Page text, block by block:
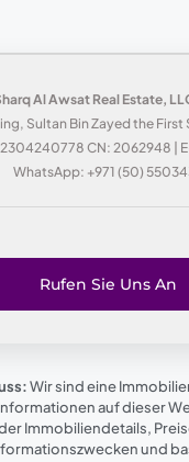
Al Awsat Real Estate,
Sultan Bin Zayed the First
CN: 2062948 |
WhatsApp: +971 (50)
Rufen Sie Uns An
Wir sind eine
auf dieser
Immobiliendetails,
und